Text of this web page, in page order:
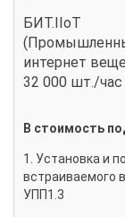
БИТ.IIoT
интернет
32 000 шт./час
В стоимость
1. Установка и
встраиваемого
УПП1.3